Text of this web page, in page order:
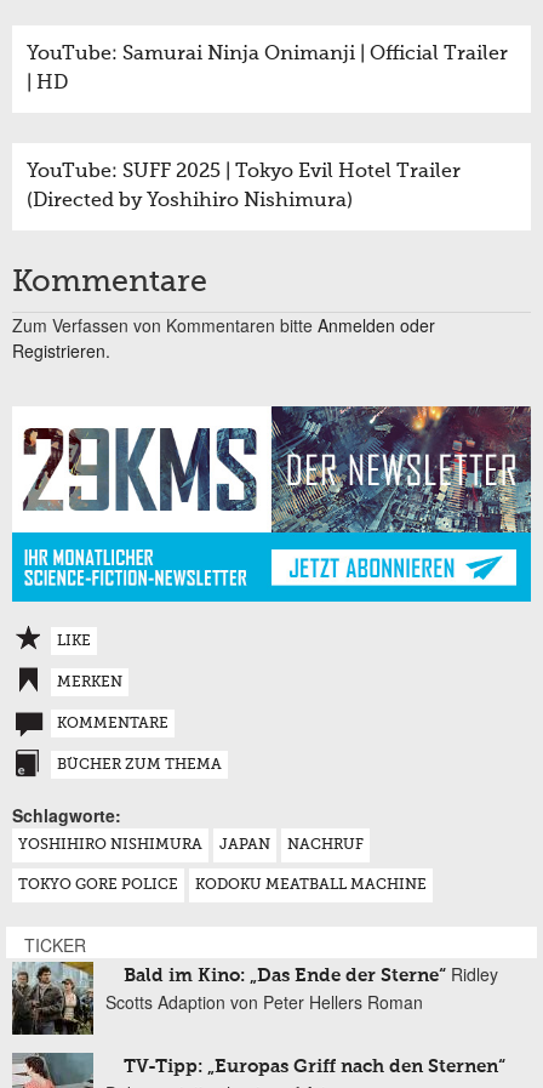
YouTube: Samurai Ninja Onimanji | Official Trailer
| HD
YouTube: SUFF 2025 | Tokyo Evil Hotel Trailer
(Directed by Yoshihiro Nishimura)
Kommentare
Zum Verfassen von Kommentaren bitte Anmelden oder
Registrieren.
LIKE
MERKEN
KOMMENTARE
BÜCHER ZUM THEMA
Schlagworte:
YOSHIHIRO NISHIMURA JAPAN NACHRUF
TOKYO GORE POLICE KODOKU MEATBALL MACHINE
TICKER
Bald im Kino: „Das Ende der Sterne“ Ridley
Scotts Adaption von Peter Hellers Roman
TV-Tipp: „Europas Griff nach den Sternen“